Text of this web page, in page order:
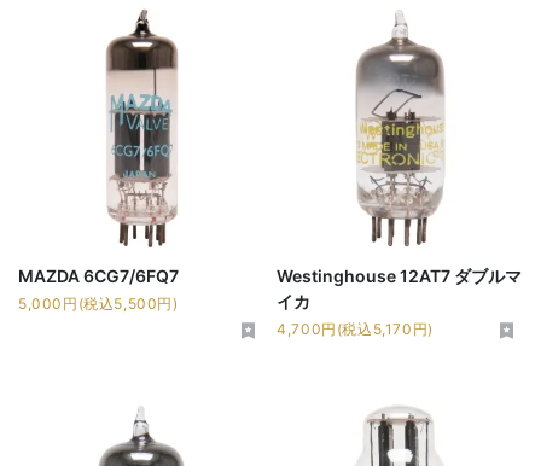
MAZDA 6CG7/6FQ7
5,000円(税込5,500円)
Westinghouse 12AT7 ダブルマ
イカ
4,700円(税込5,170円)